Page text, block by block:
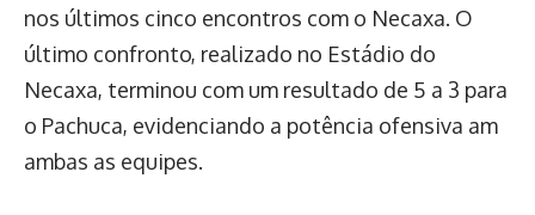
nos últimos cinco encontros com o Necaxa. O
último confronto, realizado no Estádio do
Necaxa, terminou com um resultado de 5 a 3 para
o Pachuca, evidenciando a potência ofensiva am
ambas as equipes.